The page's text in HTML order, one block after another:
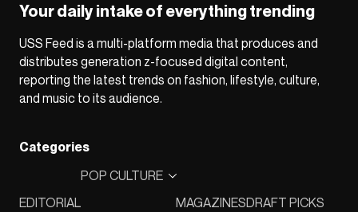
Your daily intake of everything trending
USS Feed is a multi-platform media that produces and
distributes generation z-focused digital content,
reporting the latest trends on fashion, lifestyle, culture,
and music to its audience.
Categories
EDITORIAL
POP CULTURE
MAGAZINESDRAFT PICKS